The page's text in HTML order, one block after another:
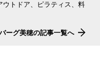
ウトドア、ピラティス、料
ーグ美穂の記事一覧へ